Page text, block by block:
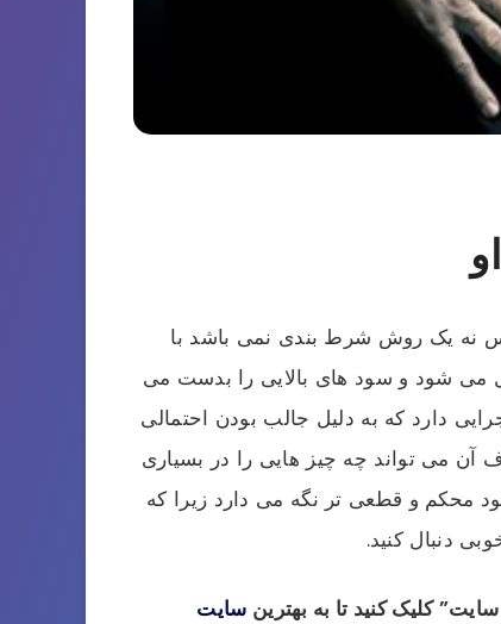
نه یک روش شرط بندی نمی باشد با
می شود و سود های بالایی را بدست می
دارد که به دلیل جالب بودن احتمالی
می تواند چه چیز هایی را در بسیاری
محکم و قطعی تر نگه می دارد زیرا که
دنبال کنید.
کلیک کنید تا به بهترین سایت